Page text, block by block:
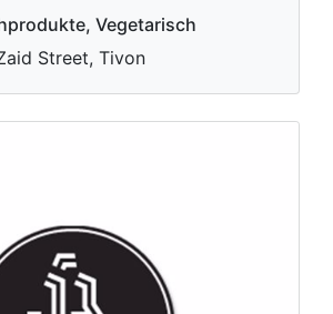
Vegetarisch
Street, Tivon